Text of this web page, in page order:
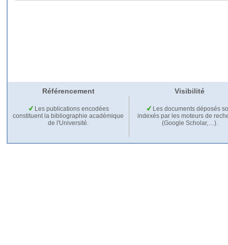
Référencement Visibilité
Les publications encodées
constituent la bibliographie académique
de l'Université.
Les documents déposés
indexés par les moteurs de
(Google Scholar,…).